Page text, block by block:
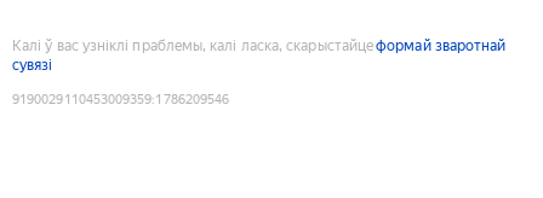
Калі ў вас узніклі праблемы, калі ласка, скарыстайцеформай зваротнай
сувязі
9190029110453009359:1786209546